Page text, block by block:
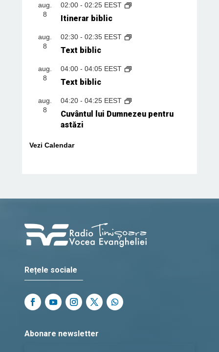
aug.
8
02:00- 02:25 EEST
Itinerar biblic
aug.
8
02:30- 02:35 EEST
Text biblic
aug.
8
04:00- 04:05 EEST
Text biblic
aug.
8
04:20- 04:25 EEST
Cuvântul lui Dumnezeu pentru
astăzi
Vezi Calendar
Rețele sociale
Abonare newsletter